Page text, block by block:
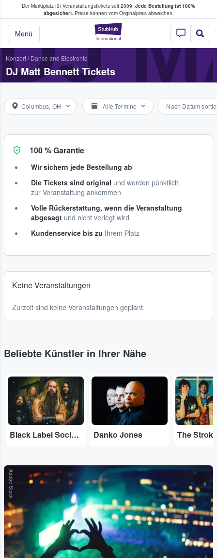
Der Marktplatz für Veranstaltungstickets seit 2009. Jede Bestellung ist 100%
abgesichert.Preise können vom Originalpreis abweichen.
StubHub - Wo
Menü
Tickets kaufen & verkaufen
Konzert/ Dance and Electronic
DJ Matt Bennett Tickets
Columbus, OH Alle Termine Nach Datum
100 % Garantie
Wir sichern jede Bestellung ab
Die Tickets sind original und werden pünktlich
zur Veranstaltung ankommen
Volle Rückerstattung, wenn die Veranstaltung
abgesagt und nicht verlegt wird
Kundenservice bis zu Ihrem Platz
Keine Veranstaltungen
Zurzeit sind keine Veranstaltungen geplant.
Beliebte Künstler in Ihrer Nähe
...
Black Label Society
...
Danko Jones
...
The
Adobe Stock